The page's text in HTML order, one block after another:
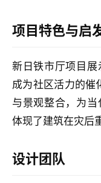
项目特色与启
新日铁市厅项目展
成为社区活力的催
与景观整合，为当
体现了建筑在灾后
设计团队